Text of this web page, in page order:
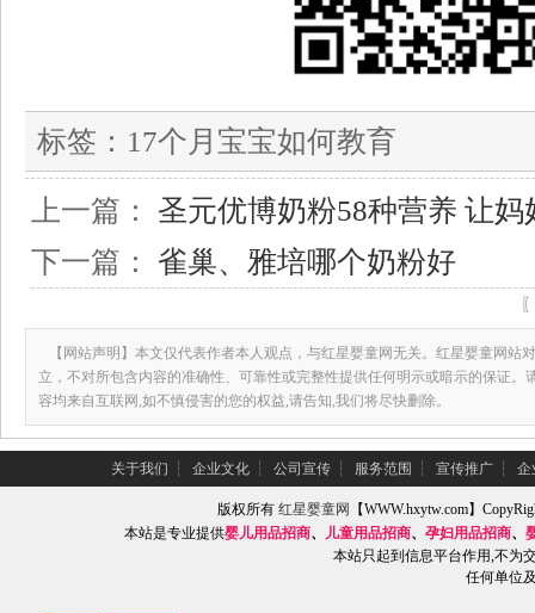
标签： 17个月宝宝如何教育
上一篇： 圣元优博奶粉58种营养 让
下一篇： 雀巢、雅培哪个奶粉好
【网站声明】本文仅代表作者本人观点，与红星婴童网无关。红星婴童网站
立，不对所包含内容的准确性、可靠性或完整性提供任何明示或暗示的保证。
容均来自互联网,如不慎侵害的您的权益,请告知,我们将尽快删除。
关于我们 ┆ 企业文化 ┆ 公司宣传 ┆ 服务范围 ┆ 宣传推广 ┆ 企
版权所有红星婴童网
【WWW.hxytw.com】
本站是专业提供婴儿用品招商、 儿童用品招商、 孕妇用品招商、
本站只起到信息平台作用,不为
任何单位